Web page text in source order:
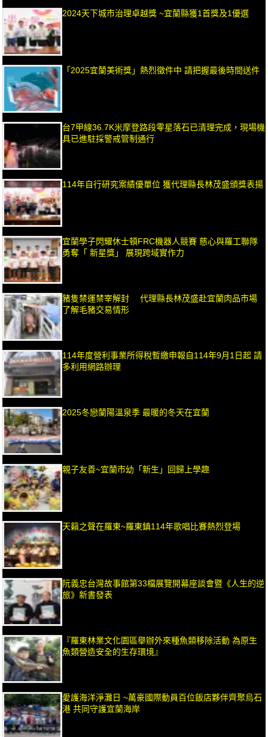
2024天下城市治理卓越獎 ~宜蘭縣獲1首獎及1優選
「2025宜蘭美術獎」熱烈徵件中 請把握最後時間送件
台7甲線36.7K米摩登路段零星落石已清理完成，現場機
具已進駐採警戒管制通行
114年自行研究案績優單位 獲代理縣長林茂盛頒獎表揚
宜蘭學子閃耀休士頓FRC機器人競賽 慈心與羅工聯隊
勇奪「 新星獎」 展現跨域實作力
豬隻禁運禁宰解封 代理縣長林茂盛赴宜蘭肉品市場
了解毛豬交易情形
114年度營利事業所得稅暫繳申報自114年9月1日起 請
多利用網路辦理
2025冬戀蘭陽溫泉季 最暖的冬天在宜蘭
親子友善~宜蘭市幼「新生」回歸上學趣
天籟之聲在羅東~羅東鎮114年歌唱比賽熱烈登場
阮義忠台灣故事館第33檔展覽開幕座談會暨《人生的逆
旅》新書發表
『羅東林業文化園區舉辦外來種魚類移除活動 為原生
魚類營造安全的生存環境』
愛護海洋淨灘日 ~萬豪國際動員百位飯店夥伴齊聚烏石
港 共同守護宜蘭海岸